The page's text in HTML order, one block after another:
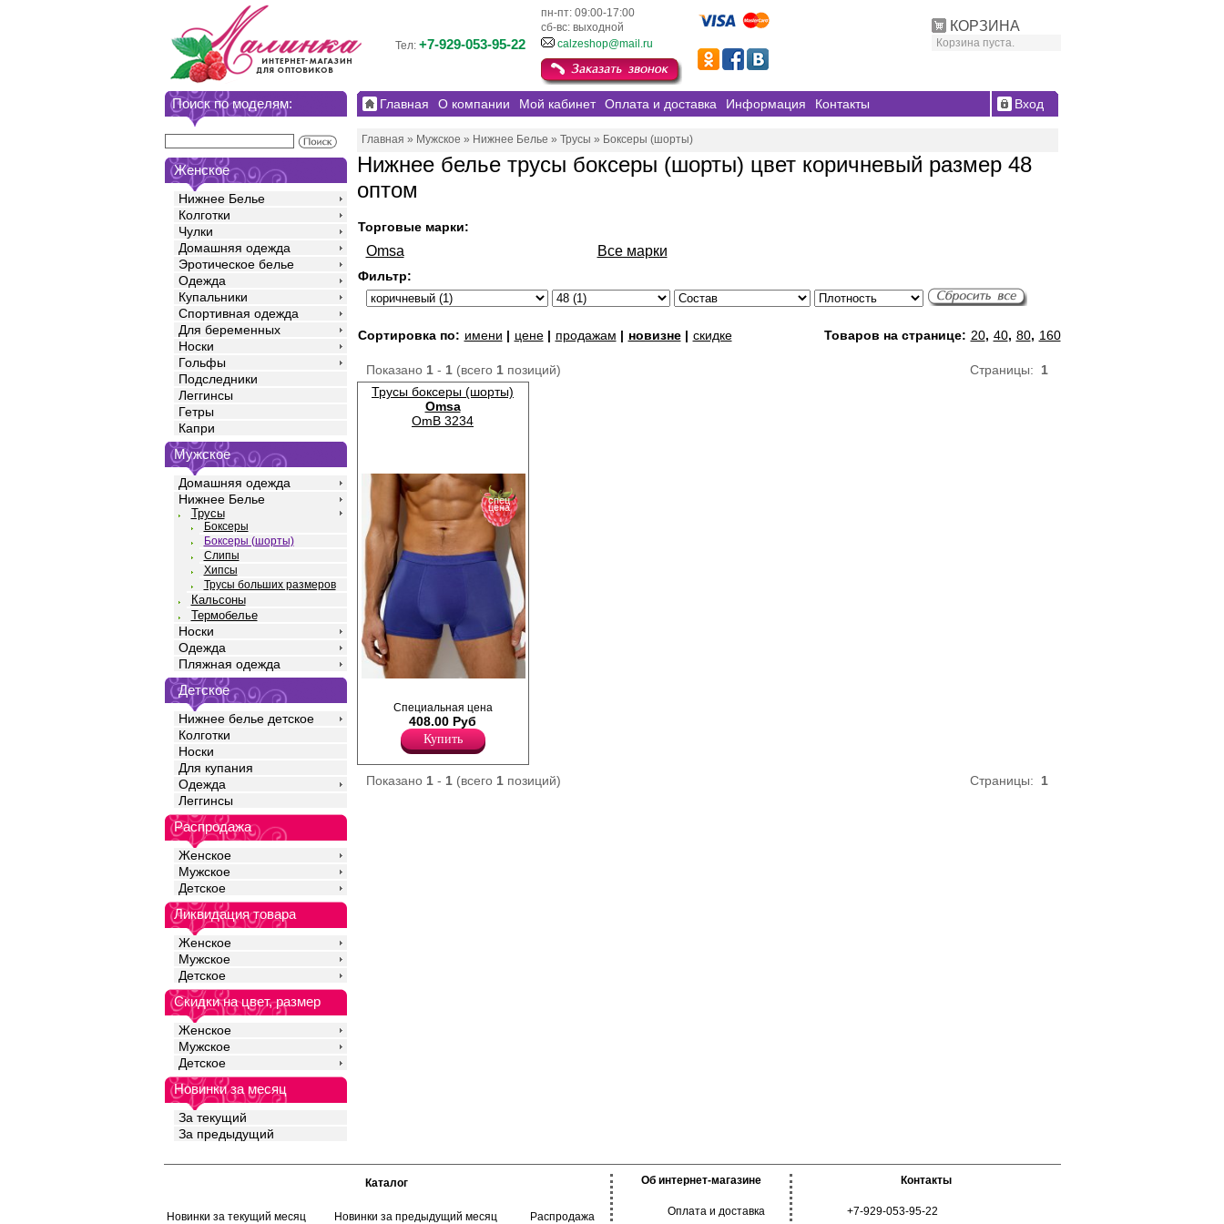
КОРЗИНА
Корзина пуста.
пн-пт: 09:00-17:00
сб-вс: выходной
Тел: +7-929-053-95-22 calzeshop@mail.ru
Поиск по моделям:
Женское
Нижнее Белье
Колготки
Чулки
Домашняя одежда
Эротическое белье
Одежда
Купальники
Спортивная одежда
Для беременных
Носки
Гольфы
Подследники
Леггинсы
Гетры
Капри
Мужское
Домашняя одежда
Нижнее Белье
Трусы
Боксеры
Боксеры (шорты)
Слипы
Хипсы
Трусы больших размеров
Кальсоны
Термобелье
Носки
Одежда
Пляжная одежда
Детское
Нижнее белье детское
Колготки
Носки
Для купания
Одежда
Леггинсы
Распродажа
Женское
Мужское
Детское
Ликвидация товара
Женское
Мужское
Детское
Скидки на цвет, размер
Женское
Мужское
Детское
Новинки за месяц
За текущий
За предыдущий
Главная О компании Мой кабинет Оплата и доставка Информация Контакты Вход
Главная » Мужское » Нижнее Белье » Трусы » Боксеры (шорты)
Нижнее белье трусы боксеры (шорты) цвет коричневый размер 48
оптом
Торговые марки:
Omsa Все марки
Фильтр:
Сортировка по: имени | цене| продажам | новизне| скидке Товаров на странице: 20, 40, 80, 160
Страницы: 1
Показано 1- 1(всего 1позиций)
Трусы боксеры (шорты)
Omsa
OmB 3234
силуэта, однотонные, со средней линией
талии, профилированным гульфиком,
открытой жаккардовой резинкой с
фирменным логотипом. Изготовлены из
высококачественной вискозы, которая
хорошо пропускает воздух, впитывает
влагу, обладает антистатическим
повышающий прочность и качество
фигуры. Подходят для ежедневного
ношения, занятий спортом. Базовая
модель в классических оттенках.
Эластан 7%
спец
цена
Специальная цена
408.00 Руб
Купить
Страницы: 1
Показано 1- 1(всего 1позиций)
Каталог
Новинки за текущий месяц Новинки за предыдущий месяц Распродажа
Об интернет-магазине
Оплата и доставка
Контакты
+7-929-053-95-22